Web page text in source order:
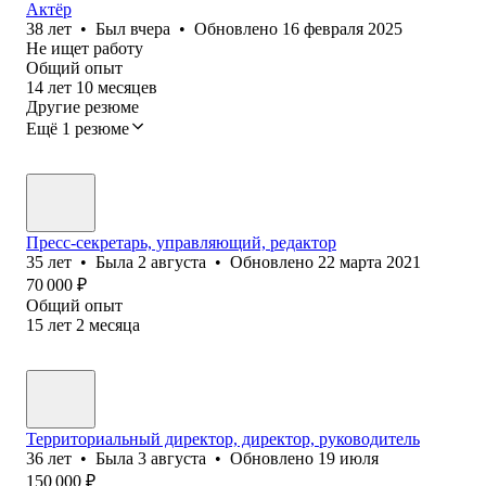
Актёр
38 лет • Был вчера • Обновлено 16 февраля 2025
Не ищет работу
Общий опыт
14 лет 10 месяцев
Другие резюме
Ещё 1 резюме
Пресс-секретарь, управляющий, редактор
35 лет • Была 2 августа • Обновлено 22 марта 2021
70 000 ₽
Общий опыт
15 лет 2 месяца
Территориальный директор, директор, руководитель
36 лет • Была 3 августа • Обновлено 19 июля
150 000 ₽